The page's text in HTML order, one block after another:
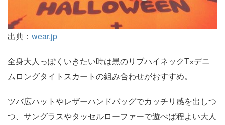
出典： wear.jp
全身大人っぽくいきたい時は黒のリブハイネックT×デニ
ムロングタイトスカートの組み合わせがおすすめ。
ツバ広ハットやレザーハンドバッグでカッチリ感を出しつ
つ、サングラスやタッセルローファーで遊べば程よい大人